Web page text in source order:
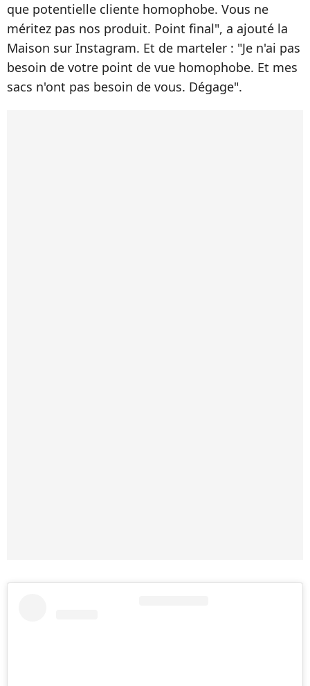
que potentielle cliente homophobe. Vous ne
méritez pas nos produit. Point final", a ajouté la
Maison sur Instagram. Et de marteler : "Je n'ai pas
besoin de votre point de vue homophobe. Et mes
sacs n'ont pas besoin de vous. Dégage".